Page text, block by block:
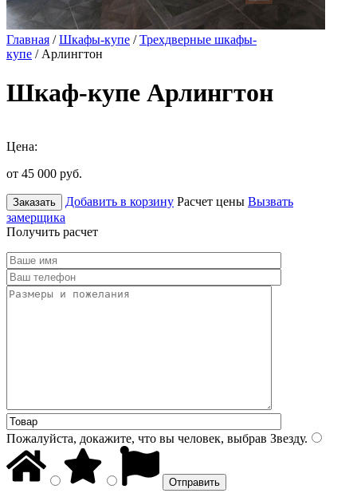
Главная /Шкафы-купе /Трехдверные шкафы-
купе / Арлингтон
Шкаф-купе Арлингтон
Цена:
от 45 000 руб.
Заказать Добавить в корзину Расчет цены Вызвать
замерщика
Получить расчет
Пожалуйста, докажите, что вы человек, выбрав Звезду.